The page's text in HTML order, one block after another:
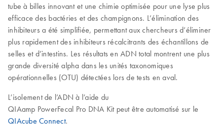
tube à billes innovant et une chimie optimisée pour une lyse plus
efficace des bactéries et des champignons. L’élimination des
inhibiteurs a été simplifiée, permettant aux chercheurs d’éliminer
plus rapidement des inhibiteurs récalcitrants des échantillons de
selles et d’intestins. Les résultats en ADN total montrent une plus
grande diversité alpha dans les unités taxonomiques
opérationnelles (OTU) détectées lors de tests en aval.
L’isolement de l’ADN à l’aide du
QIAamp PowerFecal Pro DNA Kit peut être automatisé sur le
QIAcube Connect.